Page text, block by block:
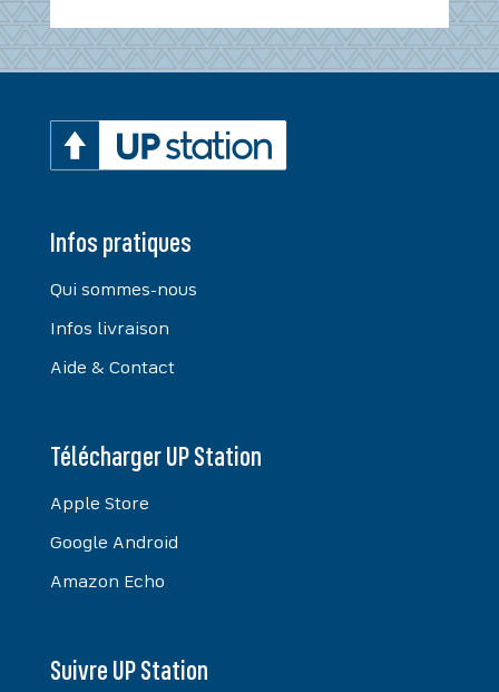
Infos pratiques
Qui sommes-nous
Infos livraison
Aide & Contact
Télécharger UP Station
Apple Store
Google Android
Amazon Echo
Suivre UP Station